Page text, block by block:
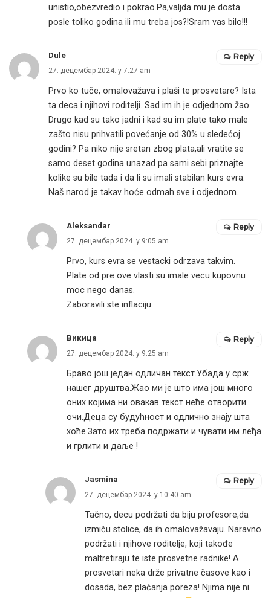
unistio,obezvredio i pokrao.Pa,valjda mu je dosta
posle toliko godina ili mu treba jos?!Sram vas bilo!!!
Dule
27. децембар 2024. у 7:27 am
Prvo ko tuče, omalovažava i plaši te prosvetare? Ista
ta deca i njihovi roditelji. Sad im ih je odjednom žao.
Drugo kad su tako jadni i kad su im plate tako male
zašto nisu prihvatili povećanje od 30% u sledećoj
godini? Pa niko nije sretan zbog plata,ali vratite se
samo deset godina unazad pa sami sebi priznajte
kolike su bile tada i da li su imali stabilan kurs evra.
Naš narod je takav hoće odmah sve i odjednom.
Reply
Aleksandar
27. децембар 2024. у 9:05 am
Prvo, kurs evra se vestacki odrzava takvim.
Plate od pre ove vlasti su imale vecu kupovnu
moc nego danas.
Zaboravili ste inflaciju.
Reply
Викица
27. децембар 2024. у 9:25 am
Браво још један одличан текст.Убада у срж
нашег друштва.Жао ми је што има још много
оних којима ни овакав текст неће отворити
очи.Деца су будућност и одлично знају шта
хоће.Зато их треба подржати и чувати им леђа
и грлити и даље !
Reply
Jasmina
27. децембар 2024. у 10:40 am
Tačno, decu podržati da biju profesore,da
izmiču stolice, da ih omalovažavaju. Naravno
podržati i njihove roditelje, koji takođe
maltretiraju te iste prosvetne radnike! A
prosvetari neka drže privatne časove kao i
dosada, bez plaćanja poreza! Njima nije ni
Reply